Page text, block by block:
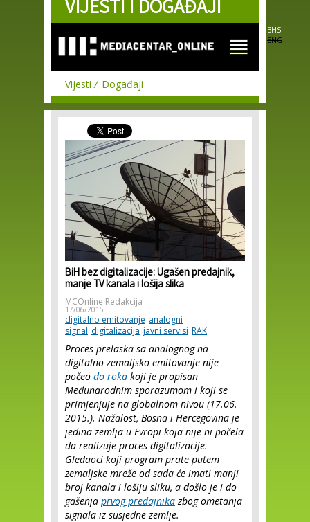
Skip to
main
VIJESTI I DOGAĐAJI
BHS
ENG
Vijesti Događaji
BiH bez digitalizacije: Ugašen predajnik,
manje TV kanala i lošija slika
MCOnline Redakcija
17/06/2015
digitalno emitovanje analogni
signal digitalizacija javni servisi RAK
Proces prelaska sa analognog na
digitalno zemaljsko emitovanje nije
počeo do roka koji je propisan
Međunarodnim sporazumom i koji se
primjenjuje na globalnom nivou (17.06.
2015.). Nažalost, Bosna i Hercegovina je
jedina zemlja u Evropi koja nije ni počela
da realizuje proces digitalizacije.
Gledaoci koji program prate putem
zemaljske mreže od sada će imati manji
broj kanala i lošiju sliku, a došlo je i do
gašenja prvog predajnikazbog ometanja
signala iz susjedne zemlje.